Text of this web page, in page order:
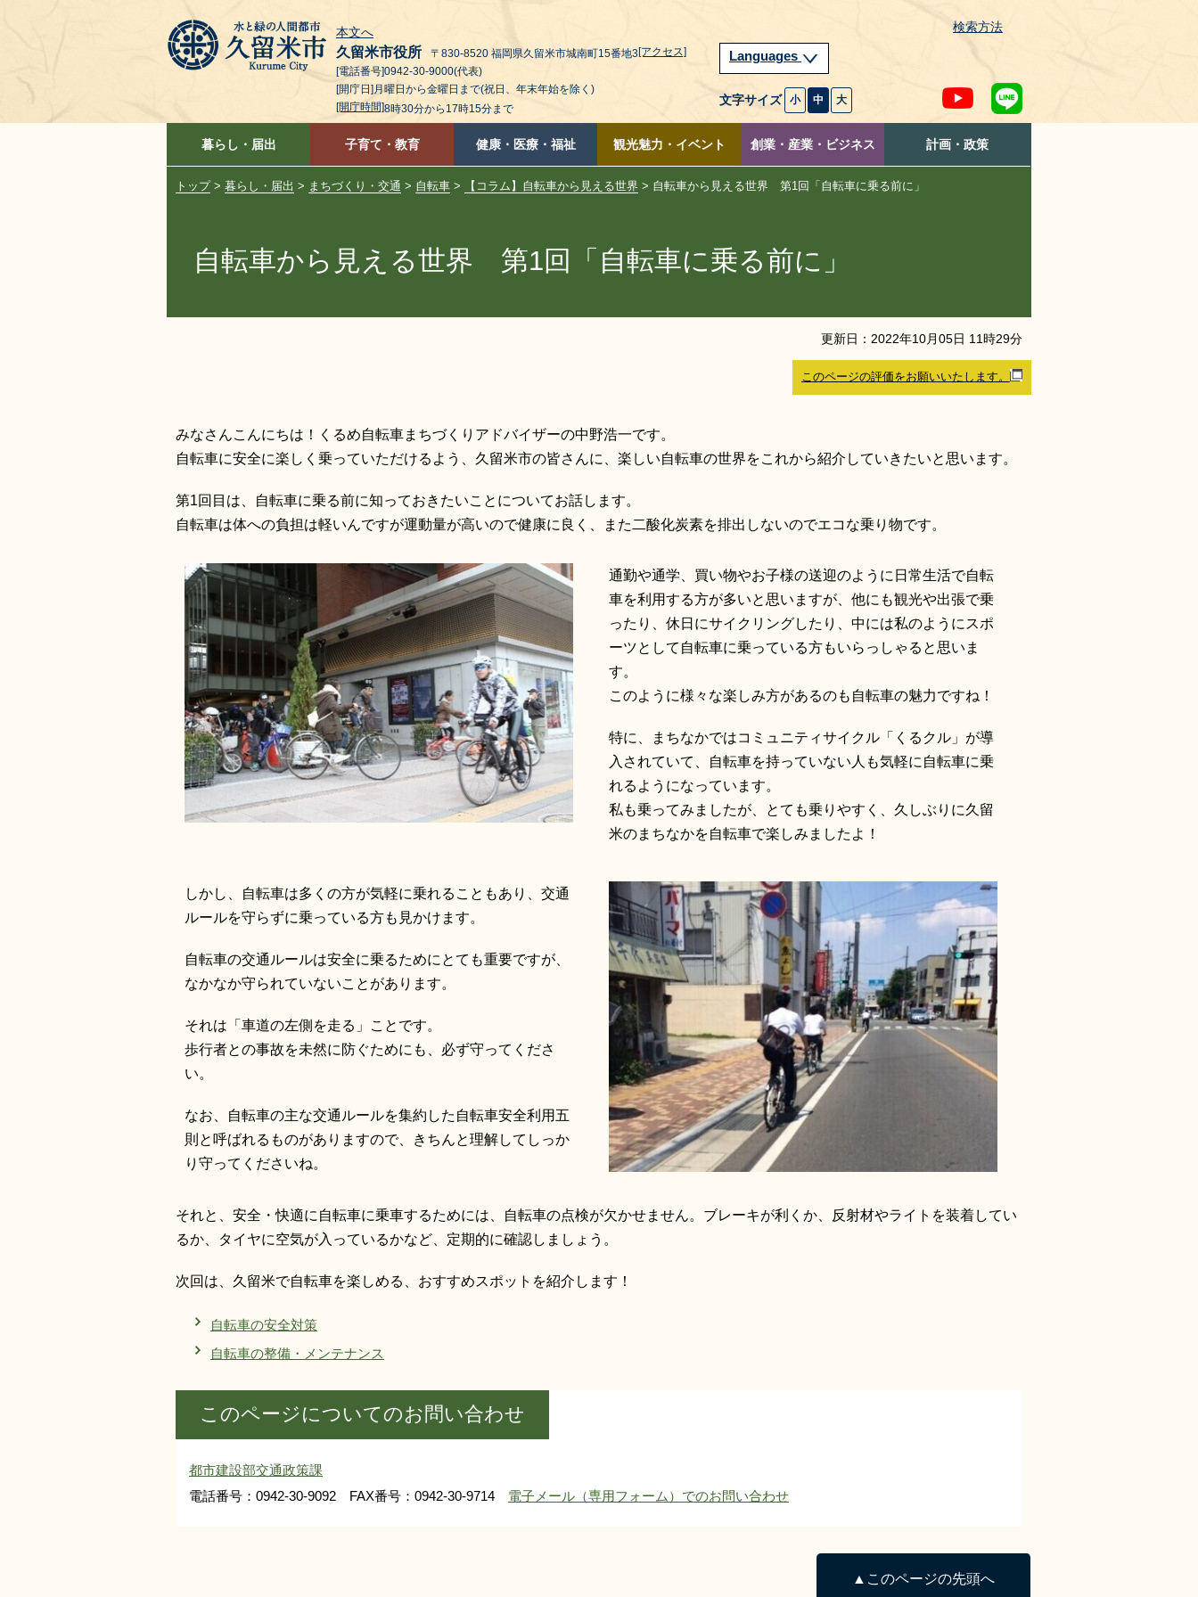
本文へ 検索方法
久留米市役所 〒830-8520 福岡県久留米市城南町15番地3[アクセス]
[電話番号]0942-30-9000(代表)
[開庁日]月曜日から金曜日まで(祝日、年末年始を除く)
[開庁時間]8時30分から17時15分まで
Languages
文字サイズ 小 中 大
暮らし・届出 子育て・教育 健康・医療・福祉 観光魅力・イベント 創業・産業・ビジネス 計画・政策
トップ> 暮らし・届出 > まちづくり・交通 > 自転車 > 【コラム】自転車から見える世界 > 自転車から見える世界 第1回「自転車に乗る前に」
自転車から見える世界 第1回「自転車に乗る前に」
更新日： 2022年10月05日 11時29分
このページの評価をお願いいたします。
みなさんこんにちは！くるめ自転車まちづくりアドバイザーの中野浩一です。
自転車に安全に楽しく乗っていただけるよう、久留米市の皆さんに、楽しい自転車の世界をこれから紹介していきたいと思います。
第1回目は、自転車に乗る前に知っておきたいことについてお話します。
自転車は体への負担は軽いんですが運動量が高いので健康に良く、また二酸化炭素を排出しないのでエコな乗り物です。
通勤や通学、買い物やお子様の送迎のように日常生活で自転
車を利用する方が多いと思いますが、他にも観光や出張で乗
ったり、休日にサイクリングしたり、中には私のようにスポ
ーツとして自転車に乗っている方もいらっしゃると思いま
す。
このように様々な楽しみ方があるのも自転車の魅力ですね！
特に、まちなかではコミュニティサイクル「くるクル」が導
入されていて、自転車を持っていない人も気軽に自転車に乗
れるようになっています。
私も乗ってみましたが、とても乗りやすく、久しぶりに久留
米のまちなかを自転車で楽しみましたよ！
しかし、自転車は多くの方が気軽に乗れることもあり、交通
ルールを守らずに乗っている方も見かけます。
自転車の交通ルールは安全に乗るためにとても重要ですが、
なかなか守られていないことがあります。
それは「車道の左側を走る」ことです。
歩行者との事故を未然に防ぐためにも、必ず守ってくださ
い。
なお、自転車の主な交通ルールを集約した自転車安全利用五
則と呼ばれるものがありますので、きちんと理解してしっか
り守ってくださいね。
それと、安全・快適に自転車に乗車するためには、自転車の点検が欠かせません。ブレーキが利くか、反射材やライトを装着してい
るか、タイヤに空気が入っているかなど、定期的に確認しましょう。
次回は、久留米で自転車を楽しめる、おすすめスポットを紹介します！
自転車の安全対策
自転車の整備・メンテナンス
このページについてのお問い合わせ
都市建設部交通政策課
電話番号：0942-30-9092 FAX番号：0942-30-9714 電子メール（専用フォーム）でのお問い合わせ
▲このページの先頭へ